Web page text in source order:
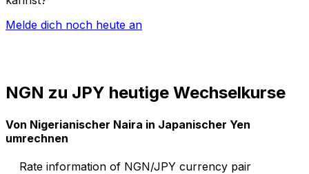
Melde dich noch heute an
NGN zu JPY heutige Wechselkurse
Von Nigerianischer Naira in Japanischer Yen
umrechnen
Rate information of NGN/JPY currency pair